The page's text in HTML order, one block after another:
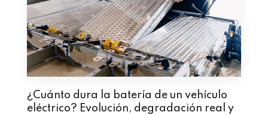
¿Cuánto dura la batería de un vehículo
eléctrico? Evolución, degradación real y